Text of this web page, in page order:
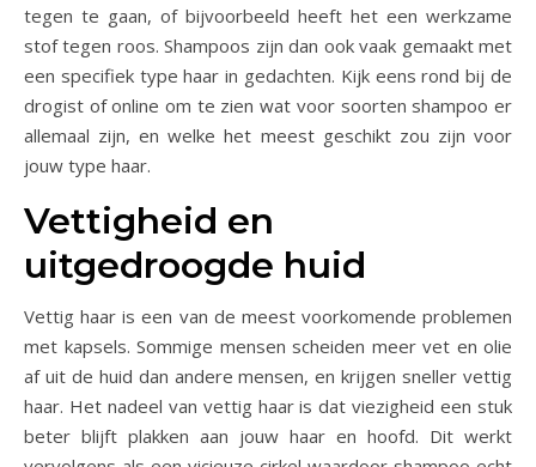
tegen te gaan, of bijvoorbeeld heeft het een werkzame
stof tegen roos. Shampoos zijn dan ook vaak gemaakt met
een specifiek type haar in gedachten. Kijk eens rond bij de
drogist of online om te zien wat voor soorten shampoo er
allemaal zijn, en welke het meest geschikt zou zijn voor
jouw type haar.
Vettigheid en
uitgedroogde huid
Vettig haar is een van de meest voorkomende problemen
met kapsels. Sommige mensen scheiden meer vet en olie
af uit de huid dan andere mensen, en krijgen sneller vettig
haar. Het nadeel van vettig haar is dat viezigheid een stuk
beter blijft plakken aan jouw haar en hoofd. Dit werkt